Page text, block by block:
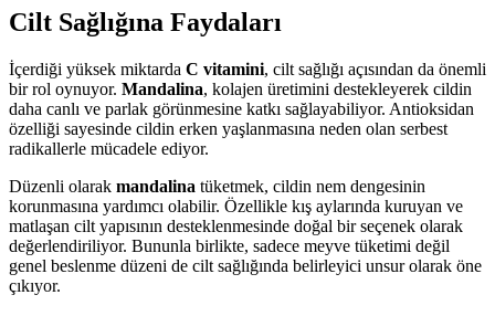
Cilt Sağlığına Faydaları
İçerdiği yüksek miktarda C vitamini, cilt sağlığı açısından da önemli
bir rol oynuyor. Mandalina, kolajen üretimini destekleyerek cildin
daha canlı ve parlak görünmesine katkı sağlayabiliyor. Antioksidan
özelliği sayesinde cildin erken yaşlanmasına neden olan serbest
radikallerle mücadele ediyor.
Düzenli olarak mandalina tüketmek, cildin nem dengesinin
korunmasına yardımcı olabilir. Özellikle kış aylarında kuruyan ve
matlaşan cilt yapısının desteklenmesinde doğal bir seçenek olarak
değerlendiriliyor. Bununla birlikte, sadece meyve tüketimi değil
genel beslenme düzeni de cilt sağlığında belirleyici unsur olarak öne
çıkıyor.